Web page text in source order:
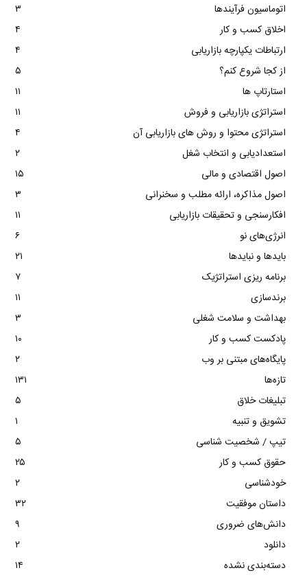
اتوماسیون فرآیندها
۳
اخلاق کسب و کار
۴
ارتباطات یکپارچه بازاریابی
۴
از کجا شروع کنم؟
۵
استارتاپ ها
۱۱
استراتژی بازاریابی و فروش
۱۱
استراتژی محتوا و روش های بازاریابی آن
۴
استعدادیابی و انتخاب شغل
۲
اصول اقتصادی و مالی
۱۵
اصول مذاکره، ارائه مطلب و سخنرانی
۳
افکارسنجی و تحقیقات بازاریابی
۱۱
انرژی‌های نو
۶
بایدها و نبایدها
۲۱
برنامه ریزی استراتژیک
۷
برندسازی
۱۱
بهداشت و سلامت شغلی
۳
پادکست کسب و کار
۱۰
پایگاه‌های مبتنی بر وب
۲
تازه‌ها
۱۳۱
تبلیغات خلاق
۵
تشویق و تنبیه
۱
تیپ / شخصیت شناسی
۵
حقوق کسب و کار
۲۵
خودشناسی
۲
داستان موفقیت
۳۲
دانش‌های ضروری
۹
دانلود
۲
دسته‌بندی نشده
۱۴